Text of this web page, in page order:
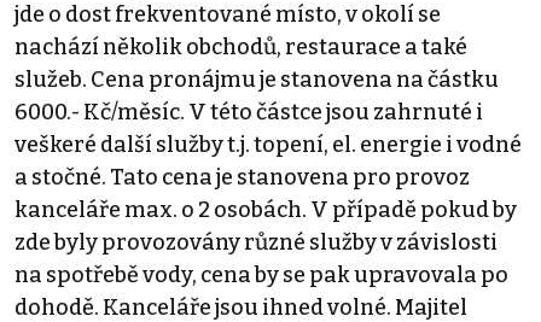
jde o dost frekventované místo, v okolí se
nachází několik obchodů, restaurace a také
služeb. Cena pronájmu je stanovena na částku
6000.- Kč/měsíc. V této částce jsou zahrnuté i
veškeré další služby t.j. topení, el. energie i vodné
a stočné. Tato cena je stanovena pro provoz
kanceláře max. o 2 osobách. V případě pokud by
zde byly provozovány různé služby v závislosti
na spotřebě vody, cena by se pak upravovala po
dohodě. Kanceláře jsou ihned volné. Majitel